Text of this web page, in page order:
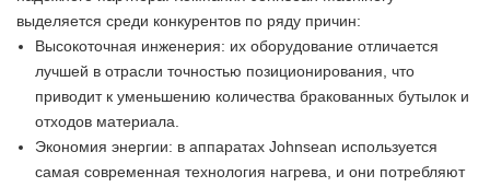
выделяется среди конкурентов по ряду причин:
Высокоточная инженерия: их оборудование отличается
лучшей в отрасли точностью позиционирования, что
приводит к уменьшению количества бракованных бутылок и
отходов материала.
Экономия энергии: в аппаратах Johnsean используется
самая современная технология нагрева, и они потребляют